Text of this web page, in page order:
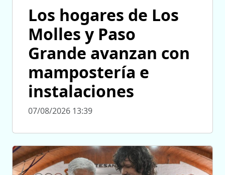
Los hogares de Los
Molles y Paso
Grande avanzan con
mampostería e
instalaciones
07/08/2026 13:39